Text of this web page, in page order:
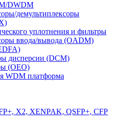
DWDM
демультиплексоры
уплотнения и фильтры
ввода/вывода (OADM)
дисперсии (DCM)
(OEO)
WDM платформа
X2, XENPAK, QSFP+, CFP